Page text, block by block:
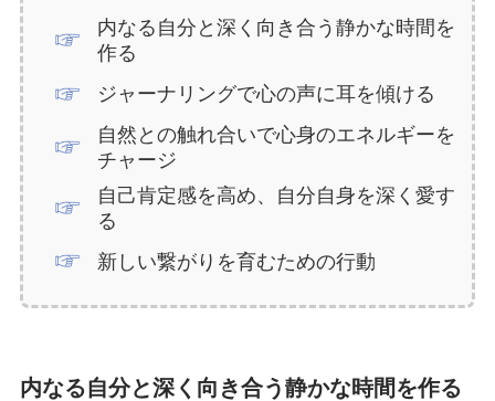
内なる自分と深く向き合う静かな時間を
作る
ジャーナリングで心の声に耳を傾ける
自然との触れ合いで心身のエネルギーを
チャージ
自己肯定感を高め、自分自身を深く愛す
る
新しい繋がりを育むための行動
内なる自分と深く向き合う静かな時間を作る